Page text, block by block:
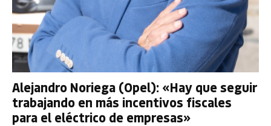
Alejandro Noriega (Opel): «Hay que seguir
trabajando en más incentivos fiscales
para el eléctrico de empresas»